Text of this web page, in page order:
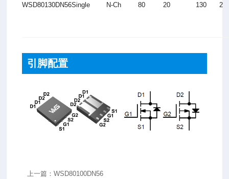
WSD80130DN56Single N-Ch 80 20 130 2
引脚配置
上一篇：WSD80100DN56